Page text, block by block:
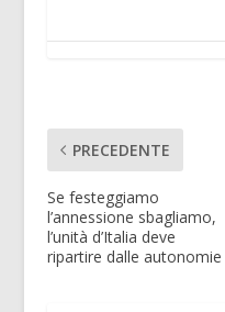
PRECEDENTE
Se festeggiamo
l’annessione sbagliamo,
l’unità d’Italia deve
ripartire dalle autonomie